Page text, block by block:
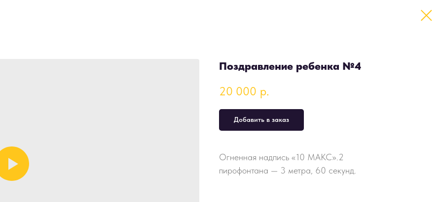
Поздравление ребенка №4
20 000 р.
Добавить в заказ
Огненная надпись «10 МАКС».2
пирофонтана — 3 метра, 60 секунд.